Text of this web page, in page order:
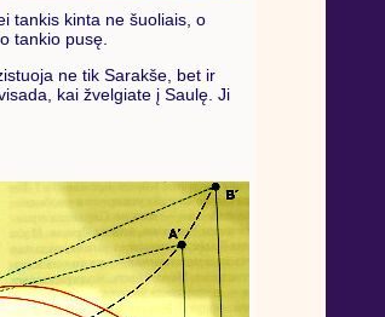
tankis kinta ne šuoliais, o
tankio pusę.
ne tik Sarakše, bet ir
kai žvelgiate į Saulę. Ji